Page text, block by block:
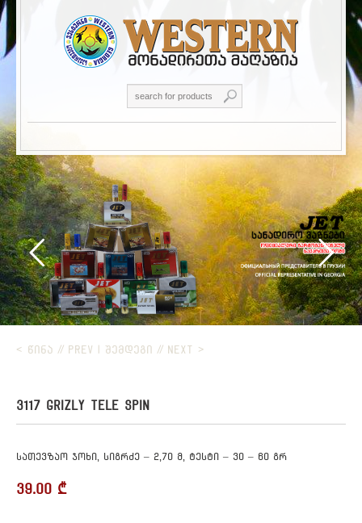
< ᲬᲘᲜᲐ // PREV ᲨᲔᲛᲓᲔᲒᲘ // NEXT >
3117 GRIZLY TELE SPIN
სათევზაო ჯოხი, სიგრძე – 2,70 მ, ტესტი – 30 – 60 გრ
39.00 ₾